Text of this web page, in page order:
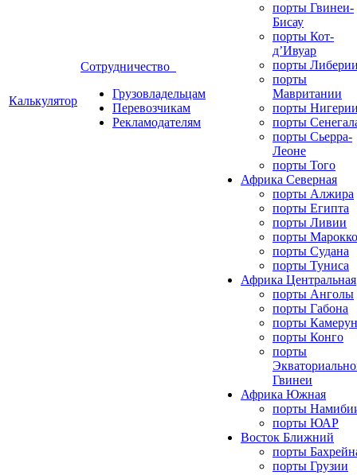
Калькулятор
Сотрудничество
Грузовладельцам
Перевозчикам
Рекламодателям
порты Гвинеи-
Бисау
порты Кот-
д’Ивуар
порты
порты
Мавритании
порты
порты
порты Сьерра-
Леоне
порты Того
Африка Северная
порты Алжира
порты Египта
порты Ливии
порты Марокко
порты Судана
порты Туниса
Африка Центральная
порты Анголы
порты Габона
порты
порты Конго
порты
Гвинеи
Африка Южная
порты
порты ЮАР
Восток Ближний
порты
порты Грузии